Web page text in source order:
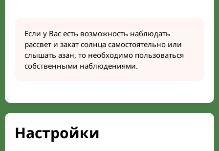
Если у Вас есть возможность наблюдать
рассвет и закат солнца самостоятельно или
слышать азан, то необходимо пользоваться
собственными наблюдениями.
Настройки